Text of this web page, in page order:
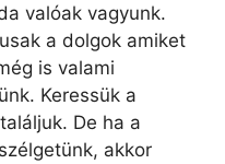
valóak vagyunk.
a dolgok amiket
is valami
Keressük a
De ha a
akkor